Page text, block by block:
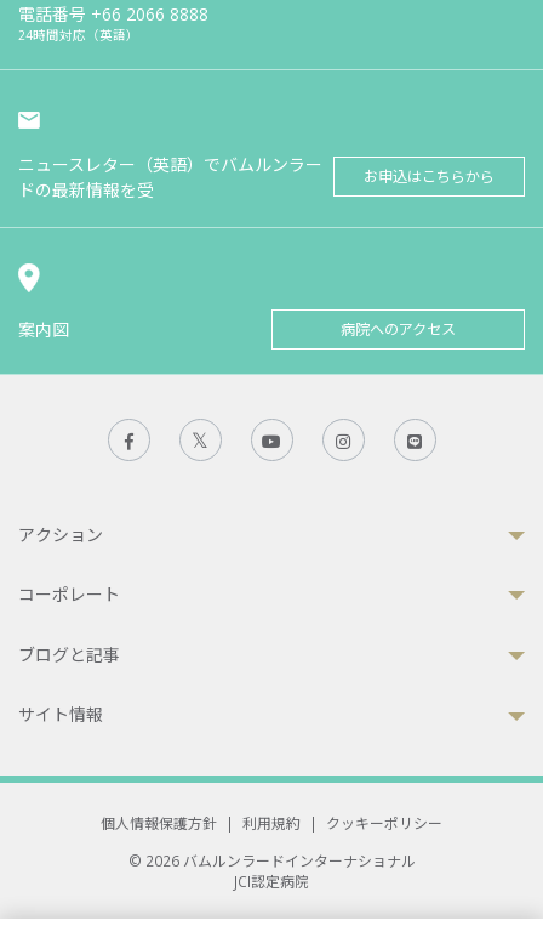
電話番号 +66 2066 8888
24時間対応（英語）
ニュースレター（英語）でバムルンラー
ドの最新情報を受
お申込はこちらから
案内図 病院へのアクセス
アクション
コーポレート
ブログと記事
サイト情報
個人情報保護方針 | 利用規約 |
クッキーポリシー
© 2026 バムルンラードインターナショナル
JCI認定病院